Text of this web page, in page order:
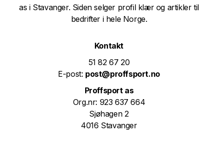
as i Stavanger. Siden selger profil klær og artikler til
bedrifter i hele Norge.
Kontakt
51 82 67 20
E-post: post@proffsport.no
Proffsport as
Org.nr: 923 637 664
Sjøhagen 2
4016 Stavanger